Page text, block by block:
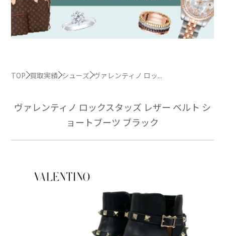
TOP 買取実績 シューズ ヴァレンティノ ロッ...
ヴァレンティノ ロックスタッズ レザー ベルト シ
ョートブーツ ブラック